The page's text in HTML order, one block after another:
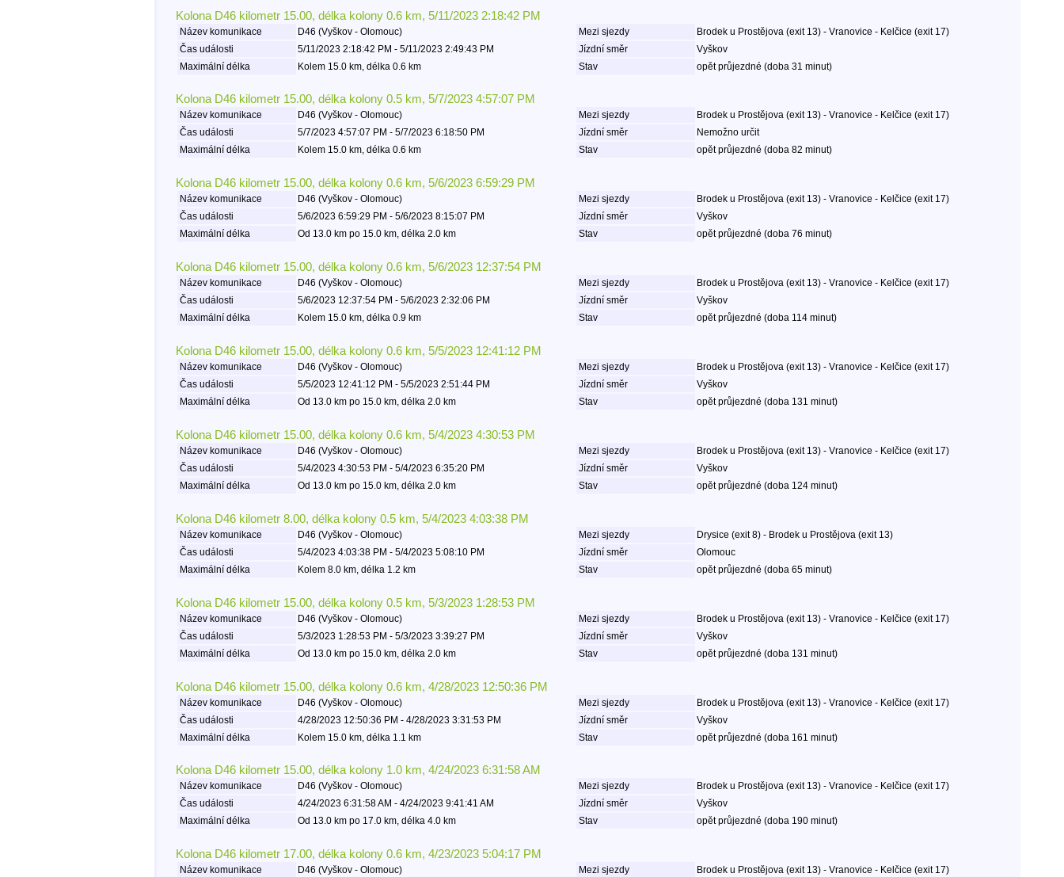
Kolona D46 kilometr 15.00, délka kolony 0.6 km, 5/11/2023 2:18:42 PM
Název komunikace D46 (Vyškov - Olomouc) Mezi sjezdy
Brodek u Prostějova (exit 13) - Vranovice - Kelčice (exit 17)
Čas události
5/11/2023 2:18:42 PM - 5/11/2023 2:49:43 PM Jízdní směr
Vyškov
Maximální délka
Kolem 15.0 km, délka 0.6 km Stav opět průjezdné (doba 31 minut)
Kolona D46 kilometr 15.00, délka kolony 0.5 km, 5/7/2023 4:57:07 PM
Název komunikace D46 (Vyškov - Olomouc) Mezi sjezdy
Brodek u Prostějova (exit 13) - Vranovice - Kelčice (exit 17)
Čas události
5/7/2023 4:57:07 PM - 5/7/2023 6:18:50 PM Jízdní směr
Nemožno určit
Maximální délka
Kolem 15.0 km, délka 0.6 km Stav opět průjezdné (doba 82 minut)
Kolona D46 kilometr 15.00, délka kolony 0.6 km, 5/6/2023 6:59:29 PM
Název komunikace D46 (Vyškov - Olomouc) Mezi sjezdy
Brodek u Prostějova (exit 13) - Vranovice - Kelčice (exit 17)
Čas události
5/6/2023 6:59:29 PM - 5/6/2023 8:15:07 PM Jízdní směr
Vyškov
Maximální délka
Od 13.0 km po 15.0 km, délka 2.0 km Stav opět průjezdné (doba 76 minut)
Kolona D46 kilometr 15.00, délka kolony 0.6 km, 5/6/2023 12:37:54 PM
Název komunikace D46 (Vyškov - Olomouc) Mezi sjezdy
Brodek u Prostějova (exit 13) - Vranovice - Kelčice (exit 17)
Čas události
5/6/2023 12:37:54 PM - 5/6/2023 2:32:06 PM Jízdní směr
Vyškov
Maximální délka
Kolem 15.0 km, délka 0.9 km Stav opět průjezdné (doba 114 minut)
Kolona D46 kilometr 15.00, délka kolony 0.6 km, 5/5/2023 12:41:12 PM
Název komunikace D46 (Vyškov - Olomouc) Mezi sjezdy
Brodek u Prostějova (exit 13) - Vranovice - Kelčice (exit 17)
Čas události
5/5/2023 12:41:12 PM - 5/5/2023 2:51:44 PM Jízdní směr
Vyškov
Maximální délka
Od 13.0 km po 15.0 km, délka 2.0 km Stav opět průjezdné (doba 131 minut)
Kolona D46 kilometr 15.00, délka kolony 0.6 km, 5/4/2023 4:30:53 PM
Název komunikace D46 (Vyškov - Olomouc) Mezi sjezdy
Brodek u Prostějova (exit 13) - Vranovice - Kelčice (exit 17)
Čas události
5/4/2023 4:30:53 PM - 5/4/2023 6:35:20 PM Jízdní směr
Vyškov
Maximální délka
Od 13.0 km po 15.0 km, délka 2.0 km Stav opět průjezdné (doba 124 minut)
Kolona D46 kilometr 8.00, délka kolony 0.5 km, 5/4/2023 4:03:38 PM
Název komunikace D46 (Vyškov - Olomouc) Mezi sjezdy
Drysice (exit 8) - Brodek u Prostějova (exit 13)
Čas události
5/4/2023 4:03:38 PM - 5/4/2023 5:08:10 PM Jízdní směr
Olomouc
Maximální délka
Kolem 8.0 km, délka 1.2 km Stav opět průjezdné (doba 65 minut)
Kolona D46 kilometr 15.00, délka kolony 0.5 km, 5/3/2023 1:28:53 PM
Název komunikace D46 (Vyškov - Olomouc) Mezi sjezdy
Brodek u Prostějova (exit 13) - Vranovice - Kelčice (exit 17)
Čas události
5/3/2023 1:28:53 PM - 5/3/2023 3:39:27 PM Jízdní směr
Vyškov
Maximální délka
Od 13.0 km po 15.0 km, délka 2.0 km Stav opět průjezdné (doba 131 minut)
Kolona D46 kilometr 15.00, délka kolony 0.6 km, 4/28/2023 12:50:36 PM
Název komunikace D46 (Vyškov - Olomouc) Mezi sjezdy
Brodek u Prostějova (exit 13) - Vranovice - Kelčice (exit 17)
Čas události
4/28/2023 12:50:36 PM - 4/28/2023 3:31:53 PM Jízdní směr
Vyškov
Maximální délka
Kolem 15.0 km, délka 1.1 km Stav opět průjezdné (doba 161 minut)
Kolona D46 kilometr 15.00, délka kolony 1.0 km, 4/24/2023 6:31:58 AM
Název komunikace D46 (Vyškov - Olomouc) Mezi sjezdy
Brodek u Prostějova (exit 13) - Vranovice - Kelčice (exit 17)
Čas události
4/24/2023 6:31:58 AM - 4/24/2023 9:41:41 AM Jízdní směr
Vyškov
Maximální délka
Od 13.0 km po 17.0 km, délka 4.0 km Stav opět průjezdné (doba 190 minut)
Kolona D46 kilometr 17.00, délka kolony 0.6 km, 4/23/2023 5:04:17 PM
Název komunikace D46 (Vyškov - Olomouc) Mezi sjezdy
Brodek u Prostějova (exit 13) - Vranovice - Kelčice (exit 17)